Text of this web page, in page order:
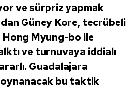
ve sürpriz yapmak
Güney Kore, tecrübeli
Myung-bo ile
ve turnuvaya iddialı
Guadalajara
bu taktik